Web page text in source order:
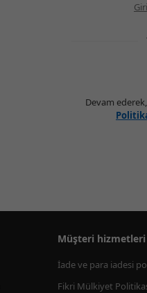
Devam ederek,
Müşteri hizmetleri
İade ve para iadesi
Fikri Mülkiyet